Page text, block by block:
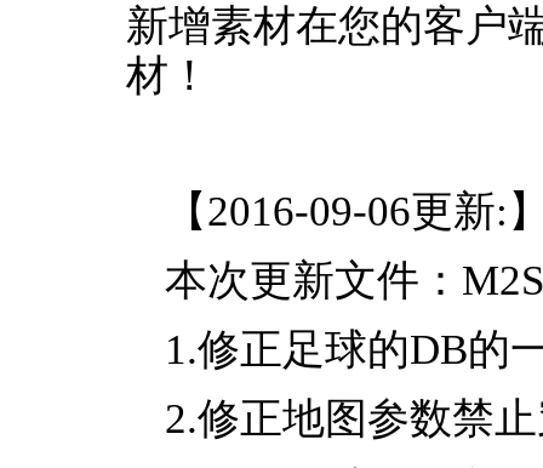
新增素材在您的客户
材！
【2016-09-06更新:
本次更新文件：
1.修正足球的DB的
2.修正地图参数禁